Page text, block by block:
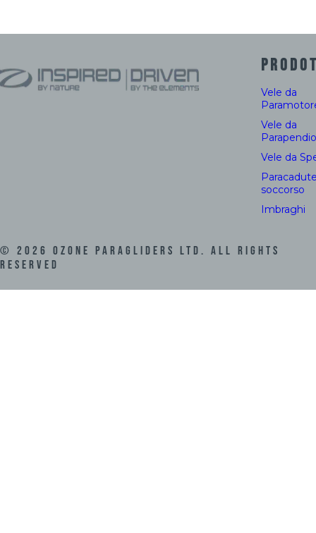
Vele da
Vele da
Parapendio
Vele da
soccorso
Imbraghi
© 2026 Ozone Paragliders LTD. All Rights
Reserved